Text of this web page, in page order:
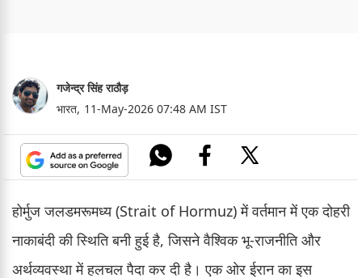
गजेन्द्र सिंह राठौड़
भारत, 11-May-2026 07:48 AM IST
होर्मुज जलडमरूमध्य (Strait of Hormuz) में वर्तमान में एक दोहरी
नाकाबंदी की स्थिति बनी हुई है, जिसने वैश्विक भू-राजनीति और
अर्थव्यवस्था में हलचल पैदा कर दी है। एक ओर ईरान का इस